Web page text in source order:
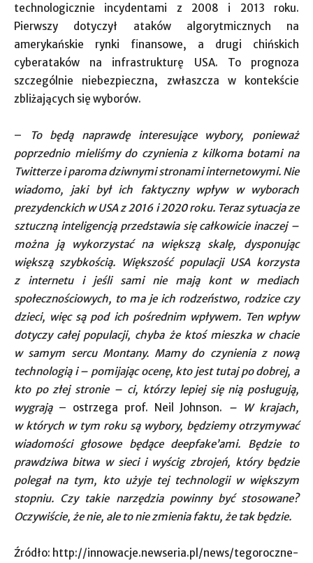
technologicznie incydentami z 2008 i 2013 roku.
Pierwszy dotyczył ataków algorytmicznych na
amerykańskie rynki finansowe, a drugi chińskich
cyberataków na infrastrukturę USA. To prognoza
szczególnie niebezpieczna, zwłaszcza w kontekście
zbliżających się wyborów.
– To będą naprawdę interesujące wybory, ponieważ
poprzednio mieliśmy do czynienia z kilkoma botami na
Twitterze i paroma dziwnymi stronami internetowymi. Nie
wiadomo, jaki był ich faktyczny wpływ w wyborach
prezydenckich w USA z 2016 i 2020 roku. Teraz sytuacja ze
sztuczną inteligencją przedstawia się całkowicie inaczej –
można ją wykorzystać na większą skalę, dysponując
większą szybkością. Większość populacji USA korzysta
z internetu i jeśli sami nie mają kont w mediach
społecznościowych, to ma je ich rodzeństwo, rodzice czy
dzieci, więc są pod ich pośrednim wpływem. Ten wpływ
dotyczy całej populacji, chyba że ktoś mieszka w chacie
w samym sercu Montany. Mamy do czynienia z nową
technologią i – pomijając ocenę, kto jest tutaj po dobrej, a
kto po złej stronie – ci, którzy lepiej się nią posługują,
wygrają – ostrzega prof. Neil Johnson. – W krajach,
w których w tym roku są wybory, będziemy otrzymywać
wiadomości głosowe będące deepfake’ami. Będzie to
prawdziwa bitwa w sieci i wyścig zbrojeń, który będzie
polegał na tym, kto użyje tej technologii w większym
stopniu. Czy takie narzędzia powinny być stosowane?
Oczywiście, że nie, ale to nie zmienia faktu, że tak będzie.
Źródło: http://innowacje.newseria.pl/news/tegoroczne-